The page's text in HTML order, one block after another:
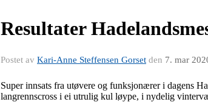
Resultater
Postet av Kari-Anne Steffensen Gorset den 7. mar
Super innsats fra utøvere og funksjonærer i dagens
langrennscross i ei utrulig kul løype, i nydelig